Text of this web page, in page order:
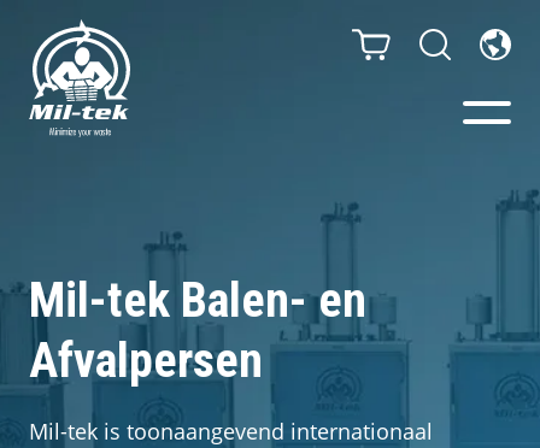
Balen- en afvalpersen
Webshop
Sorteeroplossingen
Uw onderneming
Mil-tek Balen- en
Afvalpersen
Mil-tek is toonaangevend internationaal